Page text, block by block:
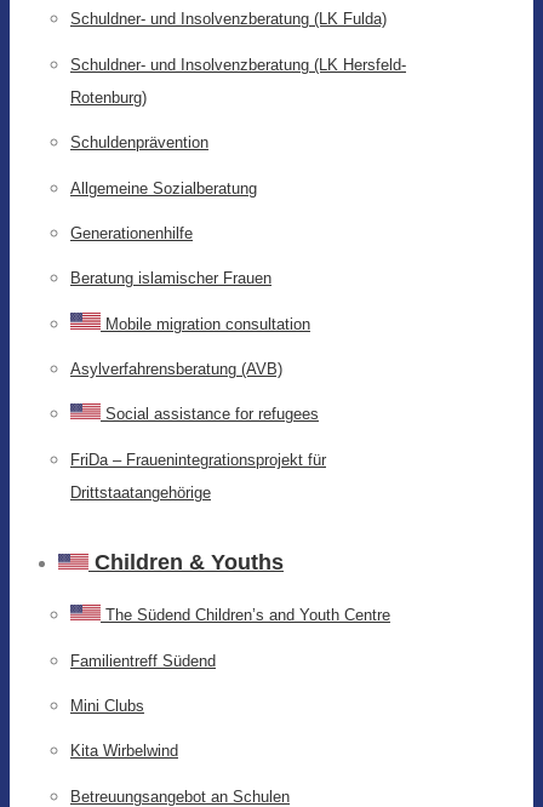
Schuldner- und Insolvenzberatung (LK Fulda)
Schuldner- und Insolvenzberatung (LK Hersfeld-
Rotenburg)
Schuldenprävention
Allgemeine Sozialberatung
Generationenhilfe
Beratung islamischer Frauen
Mobile migration consultation
Asylverfahrensberatung (AVB)
Social assistance for refugees
FriDa – Frauenintegrationsprojekt für
Drittstaatangehörige
Children & Youths
The Südend Children’s and Youth Centre
Familientreff Südend
Mini Clubs
Kita Wirbelwind
Betreuungsangebot an Schulen